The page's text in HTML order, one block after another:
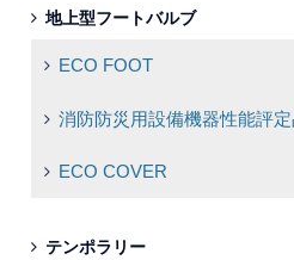
地上型フートバルブ
ECO FOOT
消防防災用設備機器性能評
ECO COVER
テンポラリー